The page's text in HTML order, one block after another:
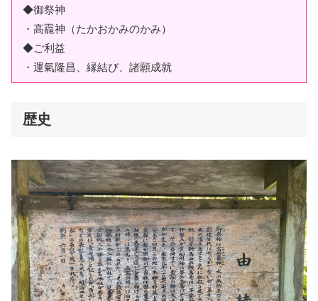
◆御祭神
・高龗神 （たかおかみのかみ）
◆ご利益
・運氣隆昌、縁結び、諸願成就
歴史